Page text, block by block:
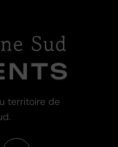
territoire de